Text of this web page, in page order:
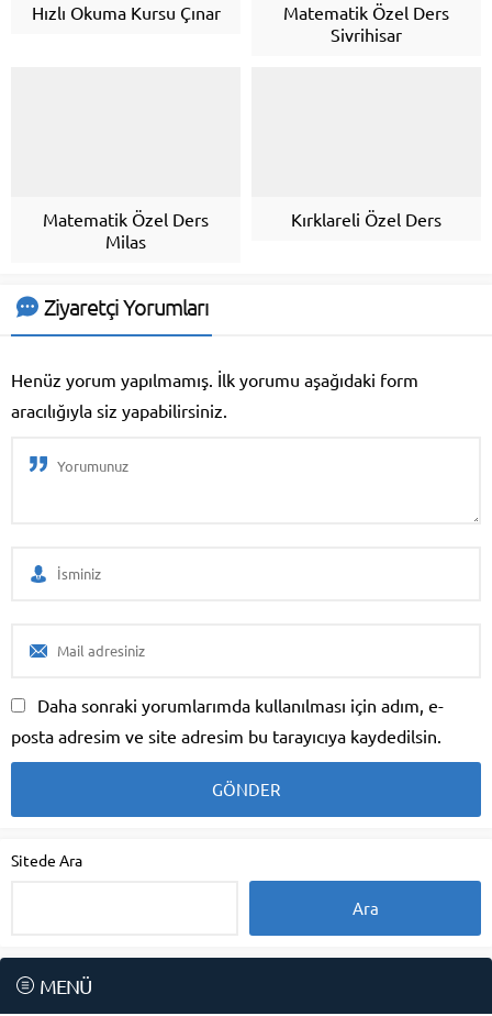
Hızlı Okuma Kursu Çınar
Matematik Özel Ders
Sivrihisar
Matematik Özel Ders
Milas
Kırklareli Özel Ders
Ziyaretçi Yorumları
Henüz yorum yapılmamış. İlk yorumu aşağıdaki form
aracılığıyla siz yapabilirsiniz.
Daha sonraki yorumlarımda kullanılması için adım, e-
posta adresim ve site adresim bu tarayıcıya kaydedilsin.
Sitede Ara
MENÜ